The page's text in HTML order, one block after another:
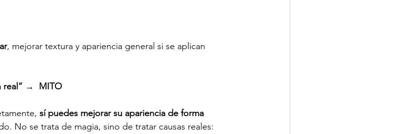
, mejorar textura y apariencia general si se aplican
real” →  MITO
sí puedes mejorar su apariencia de forma
No se trata de magia, sino de tratar causas reales: